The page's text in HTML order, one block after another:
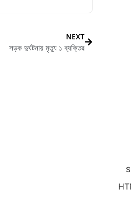
NEXT
সড়ক দুর্ঘটনায় মৃত্যু ১ ব্যক্তির